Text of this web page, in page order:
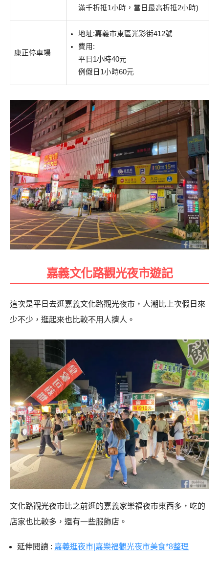
滿千折抵1小時，當日最高折抵2小時)
康正停車場
地址:嘉義市東區光彩街412號
費用:
平日1小時40元
例假日1小時60元
嘉義文化路觀光夜市遊記
這次是平日去逛嘉義文化路觀光夜市，人潮比上次假日來
少不少，逛起來也比較不用人擠人。
文化路觀光夜市比之前逛的嘉義家樂福夜市東西多，吃的
店家也比較多，還有一些服飾店。
延伸閱讀 : 嘉義逛夜市|嘉樂福觀光夜市美食*8整理